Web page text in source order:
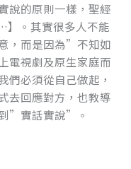
的原則一樣，聖經
。其實很多人不能
，而是因為”不知如
電視劇及原生家庭而
們必須從自己做起，
去回應對方，也教導
”實話實說”。